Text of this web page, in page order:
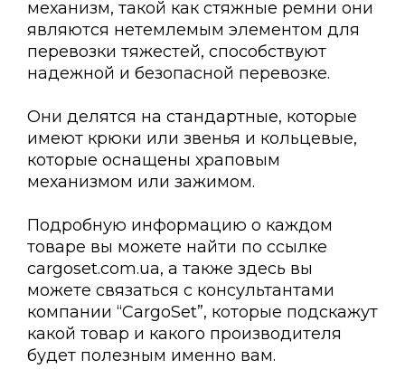
механизм, такой как стяжные ремни они
являются нетемлемым элементом для
перевозки тяжестей, способствуют
надежной и безопасной перевозке.
Они делятся на стандартные, которые
имеют крюки или звенья и кольцевые,
которые оснащены храповым
механизмом или зажимом.
Подробную информацию о каждом
товаре вы можете найти по ссылке
cargoset.com.uа, а также здесь вы
можете связаться с консультантами
компании “CargoSet”, которые подскажут
какой товар и какого производителя
будет полезным именно вам.